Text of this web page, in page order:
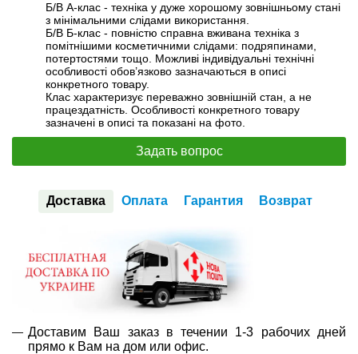
Б/В А-клас - техніка у дуже хорошому зовнішньому стані
з мінімальними слідами використання.
Б/В Б-клас - повністю справна вживана техніка з
помітнішими косметичними слідами: подряпинами,
потертостями тощо. Можливі індивідуальні технічні
особливості обов’язково зазначаються в описі
конкретного товару.
Клас характеризує переважно зовнішній стан, а не
працездатність. Особливості конкретного товару
зазначені в описі та показані на фото.
Задать вопрос
Доставка Оплата Гарантия Возврат
Доставим Ваш заказ в течении 1-3 рабочих дней
прямо к Вам на дом или офис.